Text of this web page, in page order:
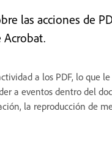
las acciones de
a los PDF, lo que
a eventos dentro del
la reproducción de